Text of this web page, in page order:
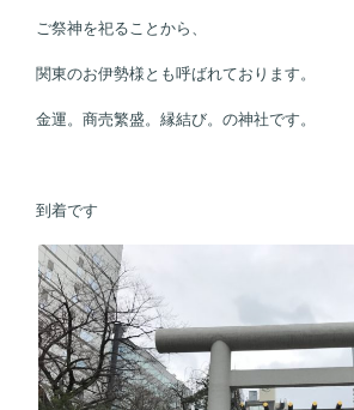
ご祭神を祀ることから、
関東のお伊勢様とも呼ばれております。
金運。商売繁盛。縁結び。の神社です。
到着です